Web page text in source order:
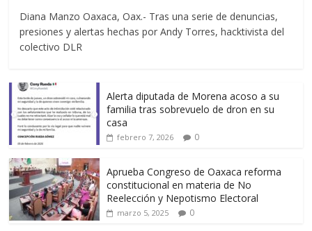
Diana Manzo Oaxaca, Oax.- Tras una serie de denuncias,
presiones y alertas hechas por Andy Torres, hacktivista del
colectivo DLR
Alerta diputada de Morena acoso a su
familia tras sobrevuelo de dron en su
casa
febrero 7, 2026 0
Aprueba Congreso de Oaxaca reforma
constitucional en materia de No
Reelección y Nepotismo Electoral
marzo 5, 2025 0